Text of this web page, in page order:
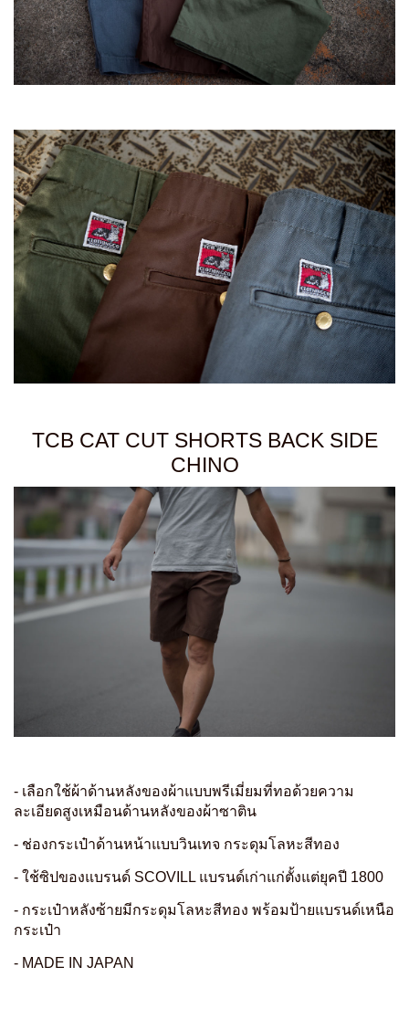
TCB CAT CUT SHORTS BACK SIDE
CHINO
- เลือกใช้ผ้าด้านหลังของผ้าแบบพรีเมี่ยมที่ทอด้วยความ
ละเอียดสูงเหมือนด้านหลังของผ้าซาติน
- ช่องกระเป๋าด้านหน้าแบบวินเทจ กระดุมโลหะสีทอง
- ใช้ซิปของแบรนด์ SCOVILL แบรนด์เก่าแก่ตั้งแต่ยุคปี 1800
- กระเป๋าหลังซ้ายมีกระดุมโลหะสีทอง พร้อมป้ายแบรนด์เหนือ
กระเป๋า
- MADE IN JAPAN